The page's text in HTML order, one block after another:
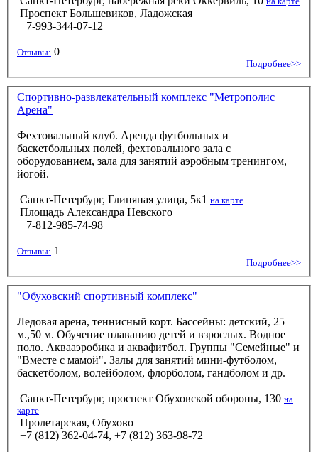
Проспект Большевиков, Ладожская
+7-993-344-07-12
Отзывы: 0
Подробнее>>
Спортивно-развлекательный комплекс "Метрополис
Арена"
Фехтовальный клуб. Аренда футбольных и
баскетбольных полей, фехтовального зала с
оборудованием, зала для занятий аэробным тренингом,
йогой.
Санкт-Петербург, Глиняная улица, 5к1 на карте
Площадь Александра Невского
+7-812-985-74-98
Отзывы: 1
Подробнее>>
"Обуховский спортивный комплекс"
Ледовая арена, теннисный корт. Бассейны: детский, 25
м.,50 м. Обучение плаванию детей и взрослых. Водное
поло. Аквааэробика и аквафитбол. Группы "Семейные" и
"Вместе с мамой". Залы для занятий мини-футболом,
баскетболом, волейболом, флорболом, гандболом и др.
Санкт-Петербург, проспект Обуховской обороны, 130 на
карте
Пролетарская, Обухово
+7 (812) 362-04-74, +7 (812) 363-98-72